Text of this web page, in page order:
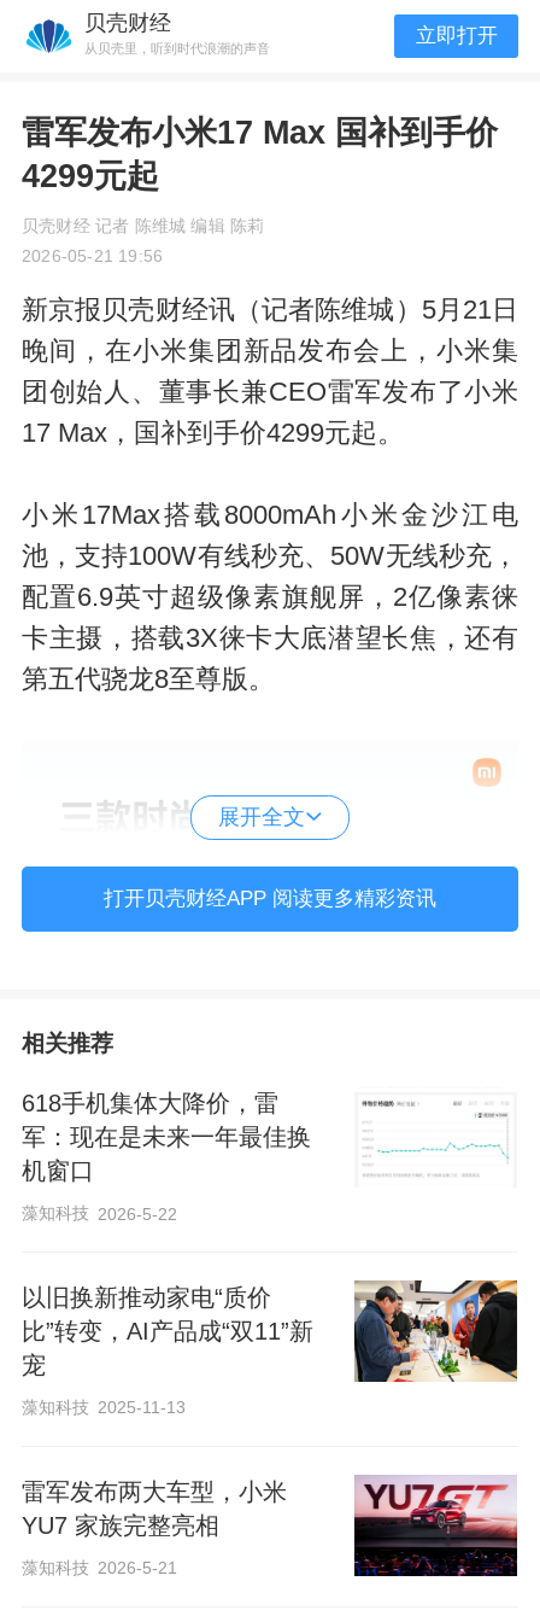
贝壳财经
从贝壳里，听到时代浪潮的声音
立即打开
雷军发布小米17 Max 国补到手价
4299元起
贝壳财经 记者 陈维城 编辑 陈莉
2026-05-21 19:56
新京报贝壳财经讯（记者陈维城）5月21日
晚间，在小米集团新品发布会上，小米集
团创始人、董事长兼CEO雷军发布了小米
17 Max，国补到手价4299元起。
小米17Max搭载8000mAh小米金沙江电
池，支持100W有线秒充、50W无线秒充，
配置6.9英寸超级像素旗舰屏，2亿像素徕
卡主摄，搭载3X徕卡大底潜望长焦，还有
第五代骁龙8至尊版。
编辑 陈莉 校对 穆祥桐
来阅读我的更多文章吧
展开全文
打开贝壳财经APP 阅读更多精彩资讯
相关推荐
618手机集体大降价，雷
军：现在是未来一年最佳换
机窗口
藻知科技 2026-5-22
以旧换新推动家电“质价
比”转变，AI产品成“双11”新
宠
藻知科技 2025-11-13
雷军发布两大车型，小米
YU7 家族完整亮相
藻知科技 2026-5-21